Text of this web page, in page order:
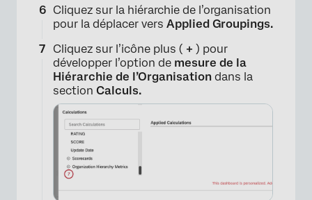
Cliquez sur la hiérarchie de l’organisation
pour la déplacer vers Applied Groupings.
Cliquez sur l’icône plus ( + ) pour
développer l’option de mesure de la
Hiérarchie de l’Organisation dans la
section Calculs.